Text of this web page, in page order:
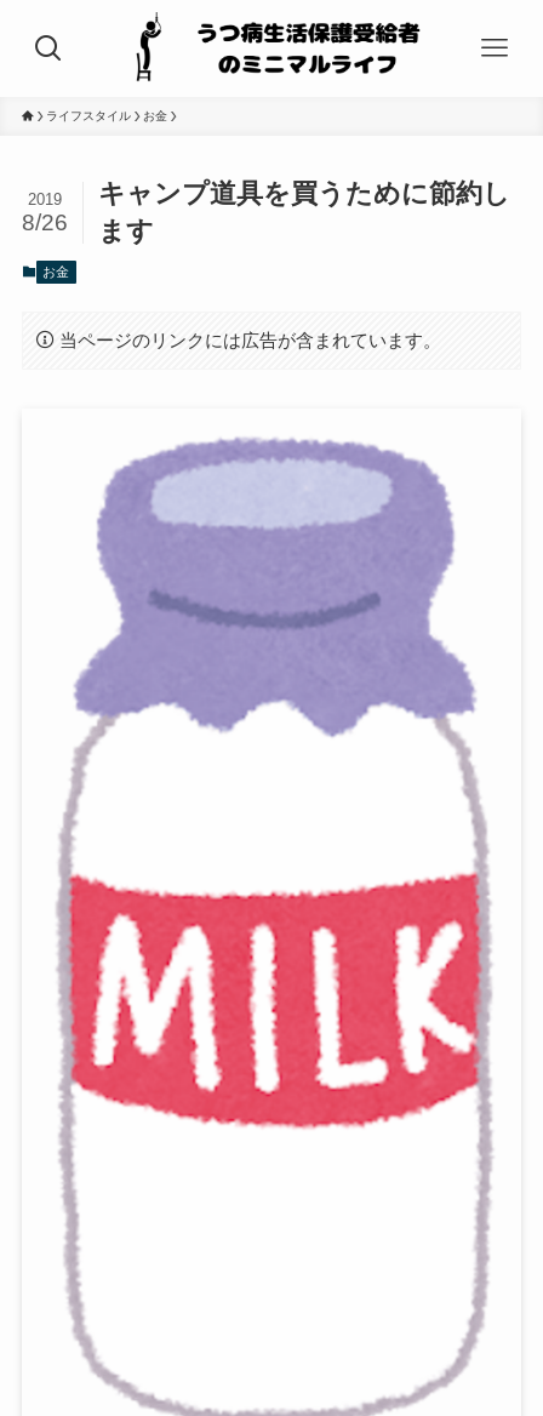
ライフスタイル お金
キャンプ道具を買うために節約し
ます
2019
8/26
お金
当ページのリンクには広告が含まれています。